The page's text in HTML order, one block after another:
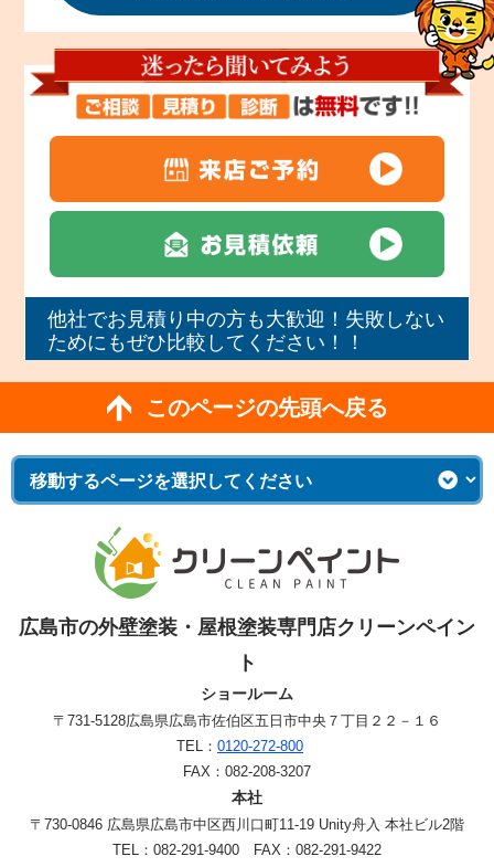
他社でお見積り中の方も大歓迎！失敗しない
ためにもぜひ比較してください！！
このページの先頭へ戻る
広島市の外壁塗装・屋根塗装専門店クリーンペイン
ト
ショールーム
〒731-5128広島県広島市佐伯区五日市中央７丁目２２－１６
TEL： 0120-272-800
FAX：082-208-3207
本社
〒730-0846 広島県広島市中区西川口町11-19 Unity舟入 本社ビル2階
TEL：082-291-9400 FAX：082-291-9422